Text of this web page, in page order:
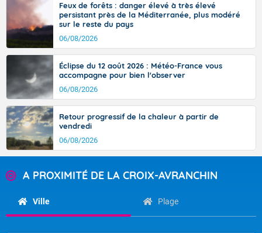
Feux de forêts : danger élevé à très élevé
persistant près de la Méditerranée, plus modéré
sur le reste du pays
06/08/2026
Éclipse du 12 août 2026 : Météo-France vous
accompagne pour bien l'observer
06/08/2026
Retour progressif de la chaleur à partir de
vendredi
06/08/2026
A PROXIMITÉ DE LA CROIX-AVRANCHIN
Ville Plage